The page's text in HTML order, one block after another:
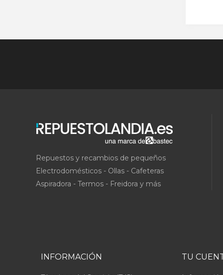
Repuestos y recambios de pequeños
Electrodomésticos - Ollas - Cafeteras
Aspiradora - Termos - Freidora y más
INFORMACIÓN TU